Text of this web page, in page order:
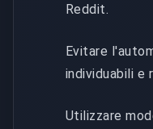
Reddit.
Evitare
individuabili e
Utilizzare